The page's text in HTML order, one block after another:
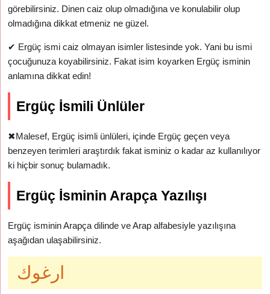
görebilirsiniz. Dinen caiz olup olmadığına ve konulabilir olup
olmadığına dikkat etmeniz ne güzel.
✔ Ergüç ismi caiz olmayan isimler listesinde yok. Yani bu ismi
çocuğunuza koyabilirsiniz. Fakat isim koyarken Ergüç isminin
anlamına dikkat edin!
Ergüç İsmili Ünlüler
✖Malesef, Ergüç isimli ünlüleri, içinde Ergüç geçen veya
benzeyen terimleri araştırdık fakat isminiz o kadar az kullanılıyor
ki hiçbir sonuç bulamadık.
Ergüç İsminin Arapça Yazılışı
Ergüç isminin Arapça dilinde ve Arap alfabesiyle yazılışına
aşağıdan ulaşabilirsiniz.
ارغوك